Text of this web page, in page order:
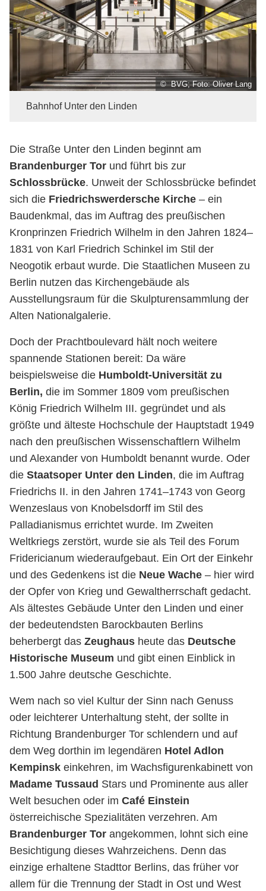
© BVG; Foto: Oliver Lang
Bahnhof Unter den Linden
Die Straße Unter den Linden beginnt am
Brandenburger Tor und führt bis zur
Schlossbrücke. Unweit der Schlossbrücke befindet
sich die Friedrichswerdersche Kirche – ein
Baudenkmal, das im Auftrag des preußischen
Kronprinzen Friedrich Wilhelm in den Jahren 1824–
1831 von Karl Friedrich Schinkel im Stil der
Neogotik erbaut wurde. Die Staatlichen Museen zu
Berlin nutzen das Kirchengebäude als
Ausstellungsraum für die Skulpturensammlung der
Alten Nationalgalerie.
Doch der Prachtboulevard hält noch weitere
spannende Stationen bereit: Da wäre
beispielsweise die Humboldt-Universität zu
Berlin, die im Sommer 1809 vom preußischen
König Friedrich Wilhelm III. gegründet und als
größte und älteste Hochschule der Hauptstadt 1949
nach den preußischen Wissenschaftlern Wilhelm
und Alexander von Humboldt benannt wurde. Oder
die Staatsoper Unter den Linden, die im Auftrag
Friedrichs II. in den Jahren 1741–1743 von Georg
Wenzeslaus von Knobelsdorff im Stil des
Palladianismus errichtet wurde. Im Zweiten
Weltkriegs zerstört, wurde sie als Teil des Forum
Fridericianum wiederaufgebaut. Ein Ort der Einkehr
und des Gedenkens ist die Neue Wache – hier wird
der Opfer von Krieg und Gewaltherrschaft gedacht.
Als ältestes Gebäude Unter den Linden und einer
der bedeutendsten Barockbauten Berlins
beherbergt das Zeughaus heute das Deutsche
Historische Museum und gibt einen Einblick in
1.500 Jahre deutsche Geschichte.
Wem nach so viel Kultur der Sinn nach Genuss
oder leichterer Unterhaltung steht, der sollte in
Richtung Brandenburger Tor schlendern und auf
dem Weg dorthin im legendären Hotel Adlon
Kempinsk einkehren, im Wachsfigurenkabinett von
Madame Tussaud Stars und Prominente aus aller
Welt besuchen oder im Café Einstein
österreichische Spezialitäten verzehren. Am
Brandenburger Tor angekommen, lohnt sich eine
Besichtigung dieses Wahrzeichens. Denn das
einzige erhaltene Stadttor Berlins, das früher vor
allem für die Trennung der Stadt in Ost und West